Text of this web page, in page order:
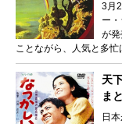
3月
ー
が
ことながら、人気と多
天
ま
日